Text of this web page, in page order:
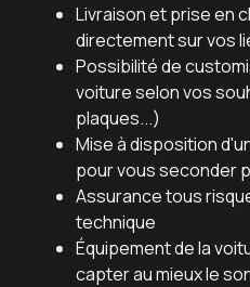
Livraison et prise en
directement sur vos
Possibilité de
voiture selon vos
plaques...)
Mise à disposition
pour vous seconder
Assurance tous
technique
Équipement de la
capter au mieux le